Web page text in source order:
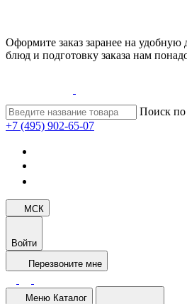
Оформите заказ заранее на удобную
блюд и подготовку заказа нам
Поиск по
+7 (495) 902-65-07
МСК
Войти
Перезвоните мне
Меню Каталог